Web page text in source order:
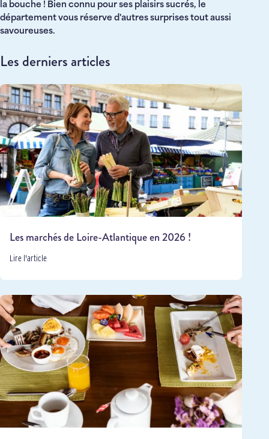
la bouche ! Bien connu pour ses plaisirs sucrés, le
département vous réserve d'autres surprises tout aussi
savoureuses.
Les derniers articles
Les marchés de Loire-Atlantique en 2026 !
Lire l'article